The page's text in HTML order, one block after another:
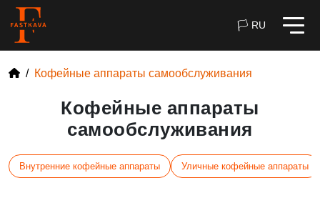
🏳 RU
Кофейные аппараты самообслуживания
Кофейные аппараты
самообслуживания
Внутренние кофейные аппараты Уличные кофейные аппараты